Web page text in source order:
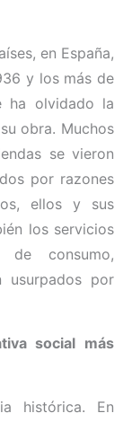
en España,
y los más de
ha olvidado la
obra. Muchos
se vieron
por razones
ellos y sus
los servicios
de consumo,
usurpados por
social más
histórica. En